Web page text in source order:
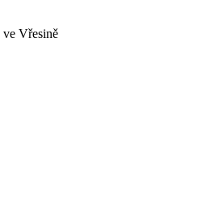
ve Vřesině